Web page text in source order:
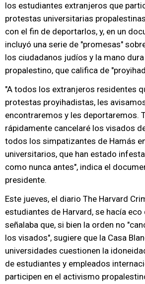
los estudiantes extranjeros que
protestas universitarias
con el fin de deportarlos, y, en un
incluyó una serie de "promesas"
los ciudadanos judíos y la mano
propalestino, que califica de
"A todos los extranjeros residentes
protestas proyihadistas, les
encontraremos y les deportaremos.
rápidamente cancelaré los visados
todos los simpatizantes de Hamás
universitarios, que han estado
como nunca antes", indica el
presidente.
Este jueves, el diario The Harvard
estudiantes de Harvard, se hacía
señalaba que, si bien la orden no
los visados", sugiere que la Casa
universidades cuestionen la
de estudiantes y empleados
participen en el activismo